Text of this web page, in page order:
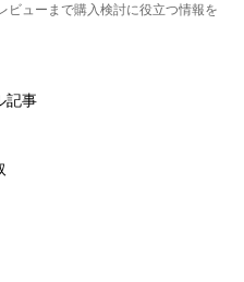
ビューまで購入検討に役立つ情報を
記事